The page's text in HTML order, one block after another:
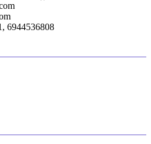
6944536808